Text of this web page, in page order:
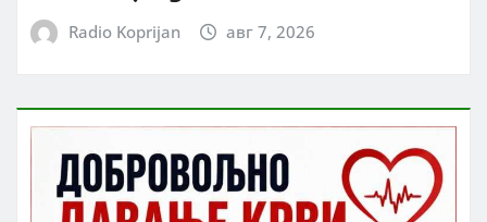
Radio Koprijan авг 7, 2026